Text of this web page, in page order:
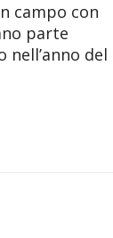
campo con
parte
del